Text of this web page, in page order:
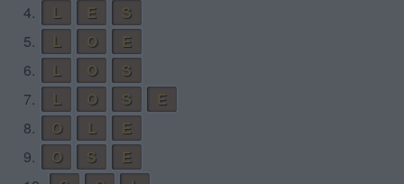
4.
L E
S
5.
L O
E
6.
L O
S
7.
L O S
E
8.
O L
E
9.
O S
E